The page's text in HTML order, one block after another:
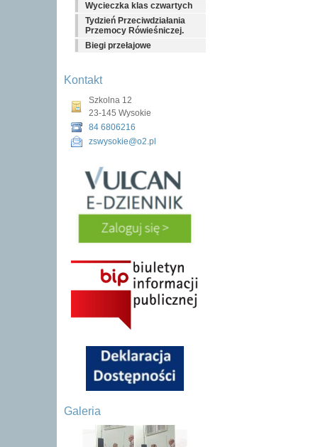
Wycieczka klas czwartych
Tydzień Przeciwdziałania
Przemocy Rówieśniczej.
Biegi przełajowe
Kontakt
Szkolna 12
23-145 Wysokie
84 6806216
zswysokie@o2.pl
Galeria